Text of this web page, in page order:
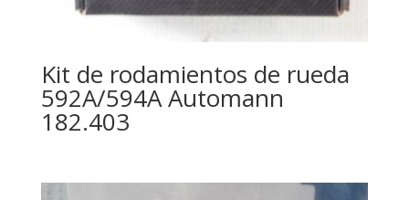
Kit de rodamientos de rueda
592A/594A Automann
182.403